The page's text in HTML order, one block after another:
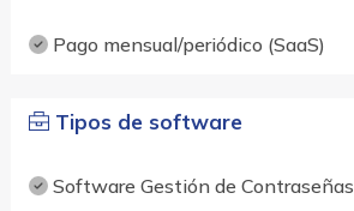
Pago mensual/periódico (SaaS)
Tipos de software
Software Gestión de Contraseñas